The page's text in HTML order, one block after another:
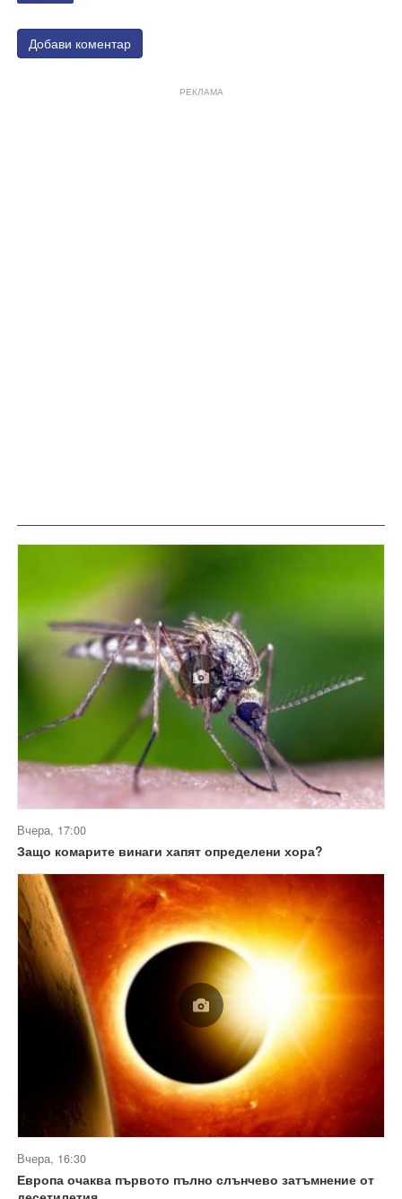
Добави коментар
РЕКЛАМА
Вчера, 17:00
Защо комарите винаги хапят определени хора?
Вчера, 16:30
Европа очаква първото пълно слънчево затъмнение от